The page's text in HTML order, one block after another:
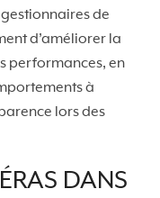
de
d’améliorer la
performances, en
à
lors des
DANS